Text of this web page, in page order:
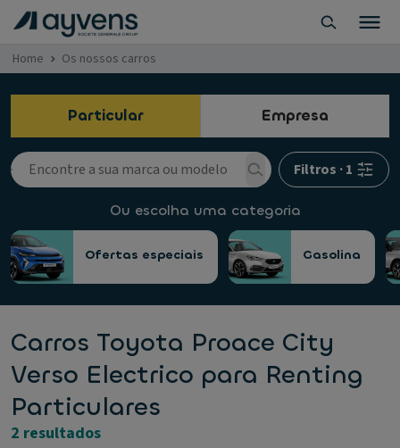
Home Os nossos carros
Particular Empresa
Filtros ·1
Ou escolha uma categoria
Ofertas especiais Gasolina
Carros Toyota Proace City
Verso Electrico para Renting
Particulares
2 resultados